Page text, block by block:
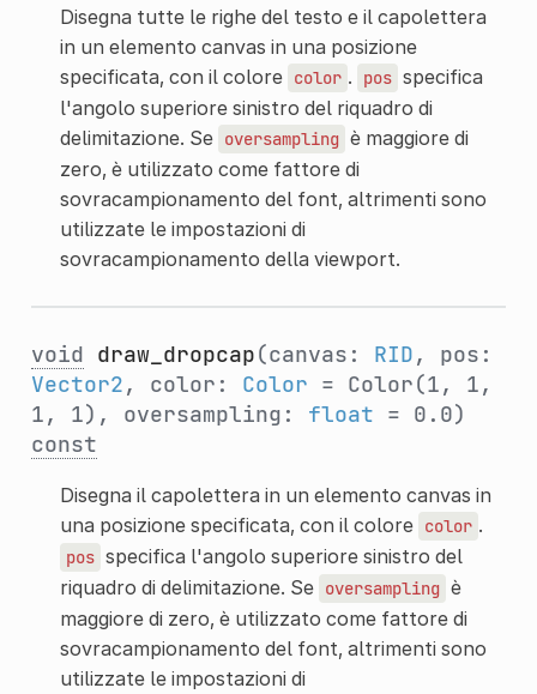
Disegna tutte le righe del testo e il capolettera
in un elemento canvas in una posizione
specificata, con il colore color . pos specifica
l'angolo superiore sinistro del riquadro di
delimitazione. Se oversampling è maggiore di
zero, è utilizzato come fattore di
sovracampionamento del font, altrimenti sono
utilizzate le impostazioni di
sovracampionamento della viewport.
void draw_dropcap(canvas: RID, pos:
Vector2, color: Color = Color(1, 1,
1, 1), oversampling: float = 0.0)
const
Disegna il capolettera in un elemento canvas in
una posizione specificata, con il colore color .
pos specifica l'angolo superiore sinistro del
riquadro di delimitazione. Se oversampling è
maggiore di zero, è utilizzato come fattore di
sovracampionamento del font, altrimenti sono
utilizzate le impostazioni di